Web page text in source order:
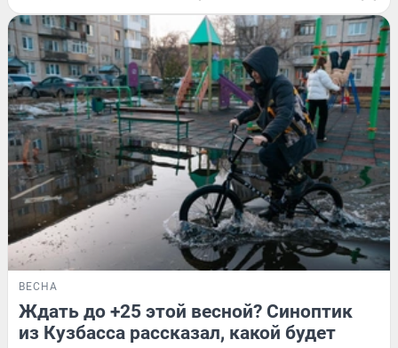
ВЕСНА
Ждать до +25 этой весной? Синоптик
из Кузбасса рассказал, какой будет